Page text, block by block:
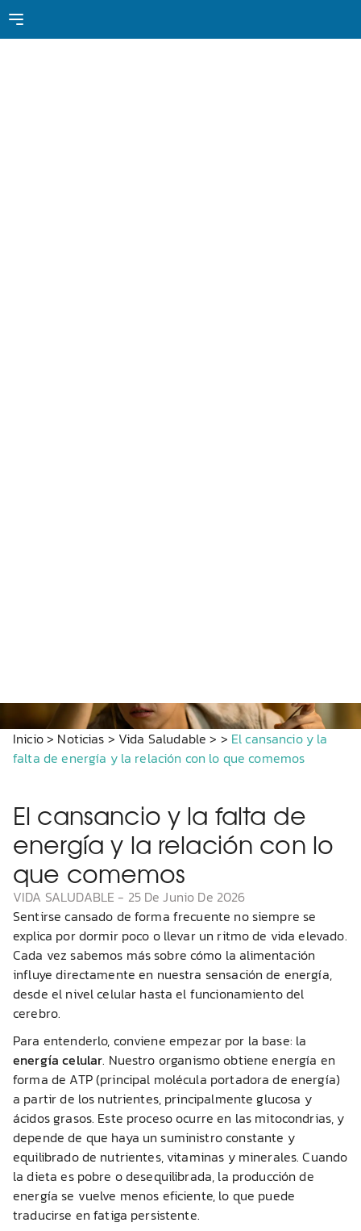
Inicio> Noticias > Vida Saludable > > El cansancio y la
falta de energía y la relación con lo que comemos
El cansancio y la falta de
energía y la relación con lo
que comemos
VIDA SALUDABLE - 25 De Junio De 2026
Sentirse cansado de forma frecuente no siempre se
explica por dormir poco o llevar un ritmo de vida elevado.
Cada vez sabemos más sobre cómo la alimentación
influye directamente en nuestra sensación de energía,
desde el nivel celular hasta el funcionamiento del
cerebro.
Para entenderlo, conviene empezar por la base: la
energía celular. Nuestro organismo obtiene energía en
forma de ATP (principal molécula portadora de energía)
a partir de los nutrientes, principalmente glucosa y
ácidos grasos. Este proceso ocurre en las mitocondrias, y
depende de que haya un suministro constante y
equilibrado de nutrientes, vitaminas y minerales. Cuando
la dieta es pobre o desequilibrada, la producción de
energía se vuelve menos eficiente, lo que puede
traducirse en fatiga persistente.